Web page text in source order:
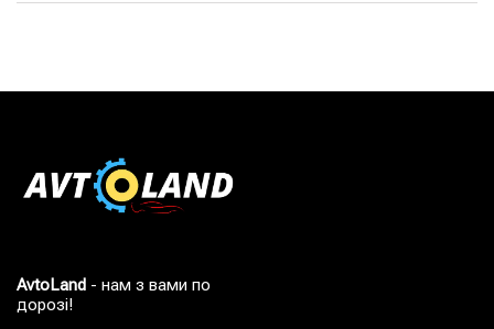
AvtoLand - нам з вами по
дорозі!